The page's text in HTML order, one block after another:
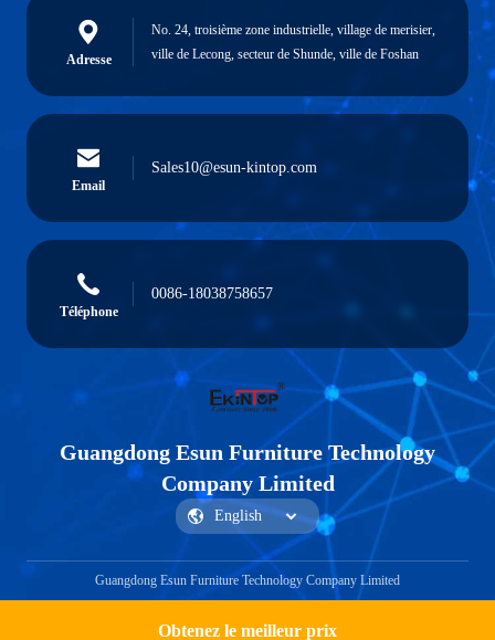
Obtenez le meilleur prix
Adresse
No. 24, troisième zone industrielle, village de merisier,
ville de Lecong, secteur de Shunde, ville de Foshan
Email
Sales10@esun-kintop.com
Téléphone
0086-18038758657
Guangdong Esun Furniture Technology
Company Limited
Guangdong Esun Furniture Technology Company Limited
Obtenir un devis